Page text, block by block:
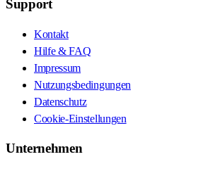
Support
Kontakt
Hilfe & FAQ
Impressum
Nutzungsbedingungen
Datenschutz
Cookie-Einstellungen
Unternehmen